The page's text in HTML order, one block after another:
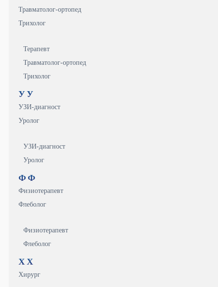
Травматолог-ортопед
Трихолог
Терапевт
Травматолог-ортопед
Трихолог
У У
УЗИ-диагност
Уролог
УЗИ-диагност
Уролог
Ф Ф
Физиотерапевт
Флеболог
Физиотерапевт
Флеболог
Х Х
Хирург